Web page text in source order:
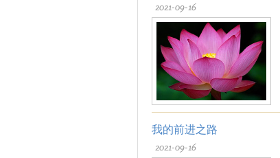
2021-09-16
我的前进之路
2021-09-16